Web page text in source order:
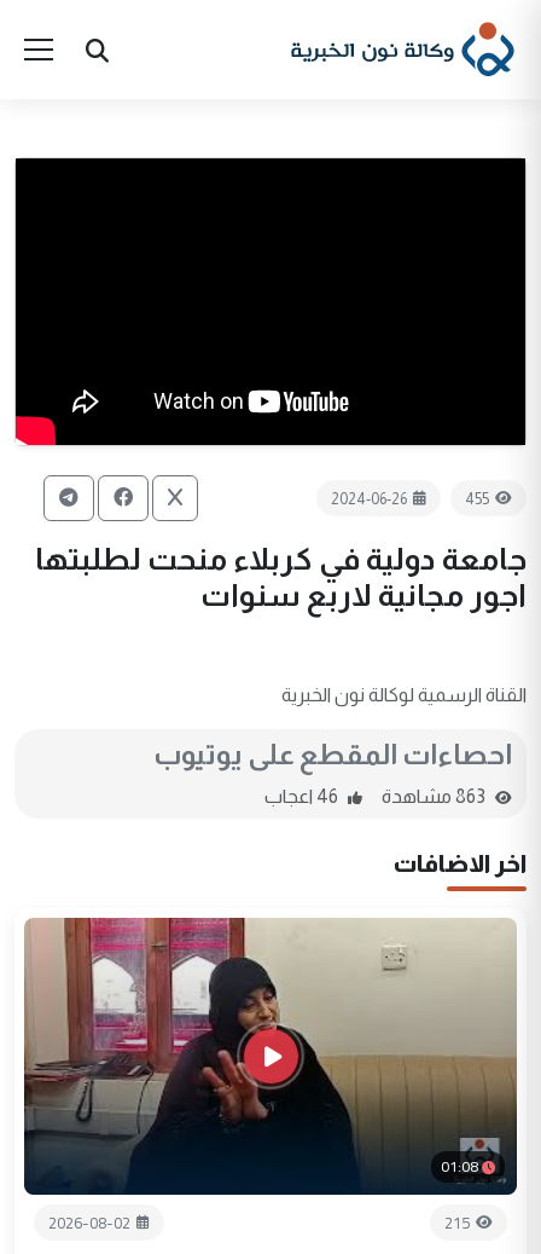
455
2024-06-26
جامعة دولية في كربلاء منحت لطلبتها
اجور مجانية لاربع سنوات
القناة الرسمية لوكالة نون الخبرية
احصاءات المقطع على يوتيوب
اخر الاضافات
01:08
215
2026-08-02